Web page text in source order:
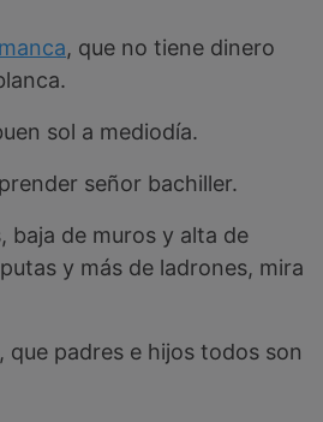
, que no tiene dinero
sol a mediodía.
señor bachiller.
baja de muros y alta de
y más de ladrones, mira
que padres e hijos todos son